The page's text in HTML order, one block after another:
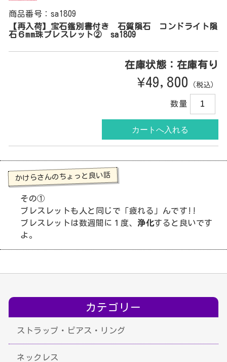
商品番号：sa1809
【再入荷】宝石鑑別書付き 石質隕石 コンドライト隕
石６mm珠ブレスレット② sa1809
在庫状態：在庫有り
¥49,800 （税込）
数量
かけらさんのちょっと良い話
その①
ブレスレットも人と同じで「疲れる」んです!!
ブレスレットは数週間に１度、 浄化すると良いです
よ。
カテゴリー
ストラップ・ピアス・リング
ネックレス